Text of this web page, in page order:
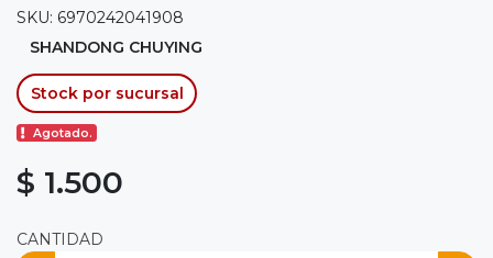
SKU: 6970242041908
SHANDONG CHUYING
Stock por sucursal
Agotado.
$ 1.500
CANTIDAD